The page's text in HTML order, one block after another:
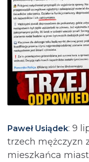
Paweł Usiądek: 9
trzech mężczyzn
mieszkańca